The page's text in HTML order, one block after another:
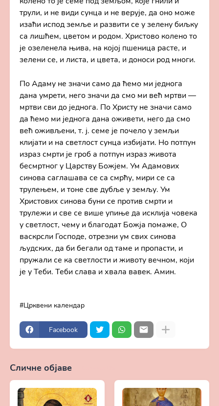
трули, и не види сунца и не верује, да оно може
изаћи испод земље и развити се у зелену биљку
са лишћем, цветом и родом. Христово колено то
је озеленела њива, на којој пшеница расте, и
зелени се, и листа, и цвета, и доноси род многи.
По Адаму не значи само да ћемо ми једнога
дана умрети, него значи да смо ми већ мртви —
мртви сви до једнога. По Христу не значи само
да ћемо ми једнога дана оживети, него да смо
већ оживљени, т. ј. семе је почело у земљи
клијати и на светлост сунца избијати. Но потпун
израз смрти је гроб а потпун израз живота
бесмртног у Царству Божјем. Ум Адамових
синова саглашава се са смрћу, мири се са
трулењем, и тоне све дубље у земљу. Ум
Христових синова буни се против смрти и
трулежи и све се више упиње да исклија човека
у светлост, чему и благодат Божја помаже, О
васкрсли Господе, отрезни ум свих синова
људских, да би бегали од таме и пропасти, и
пружали се ка светлости и животу вечном, који
је у Теби. Теби слава и хвала вавек. Амин.
Црквени календар
Facebook
Сличне објаве